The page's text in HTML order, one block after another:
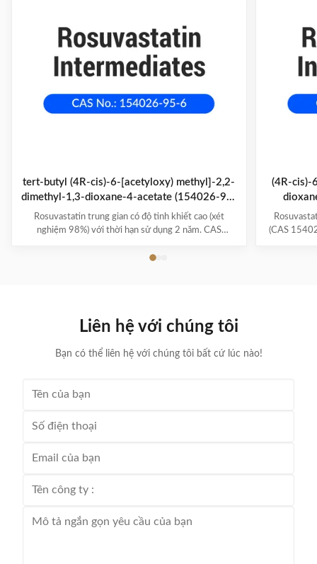
tert-butyl (4R-cis)-6-[acetyloxy) methyl]-2,2-
dimethyl-1,3-dioxane-4-acetate (154026-95-
Rosuvastatin trung gian có độ tinh khiết cao (xét
nghiệm 98%) với thời hạn sử dụng 2 năm. CAS
sản xuất dược phẩm một cách đáng tin cậy.
(4R-cis)-
(CAS
Liên hệ với chúng tôi
Bạn có thể liên hệ với chúng tôi bất cứ lúc nào!